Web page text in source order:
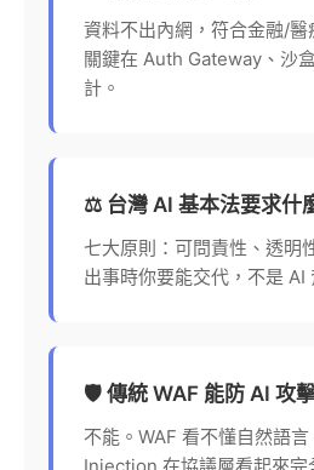
資料不出內網，符合金融/醫
關鍵在 Auth Gateway、沙
計。
⚖️ 台灣 AI 基本法要求什
七大原則：可問責性、透明
出事時你要能交代，不是 AI
🛡️ 傳統 WAF 能防 AI 攻
不能。WAF 看不懂自然語